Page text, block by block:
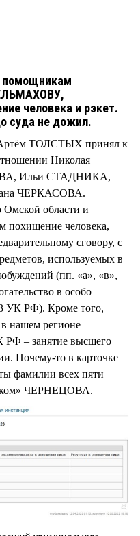
помощникам
человека и рэкет.
суда не дожил.
Артём ТОЛСТЫХ принял к
Николая
Ильи СТАДНИКА,
ЧЕРКАСОВА.
области и
похищение человека,
сговору, с
используемых в
(пп. «а», «в»,
в особо
УК РФ). Кроме того,
нашем регионе
– занятие высшего
Почему-то в карточке
фамилии всех пяти
ЧЕРНЕЦОВА.